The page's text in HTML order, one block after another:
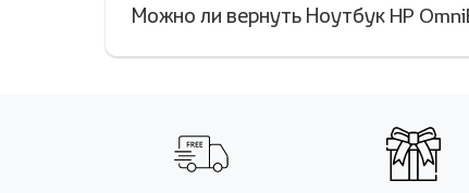
Можно ли вернуть Ноутбук HP